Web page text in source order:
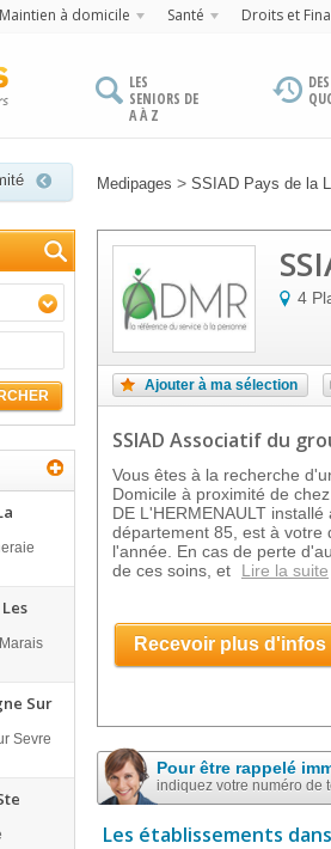
Maintien à domicile Santé Droits et
LES
SENIORS DE
A À Z
Medipages > SSIAD Pays de la
Sur
Sevre
4
Ajouter à ma sélection
SSIAD Associatif du
Vous êtes à la recherche
Domicile à proximité de
DE L'HERMENAULT
département 85, est à votre
l'année. En cas de perte
de ces soins, et
Lire la suite
Recevoir plus d'infos
Pour être rappelé
indiquez votre numéro de
Les établissements